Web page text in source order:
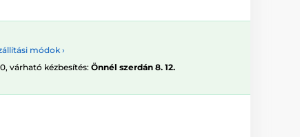
módok ›
várható kézbesítés: Önnél szerdán 8. 12.